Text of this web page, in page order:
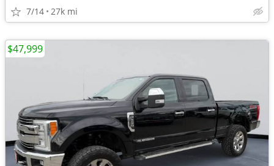
7/14 27k mi
$47,999